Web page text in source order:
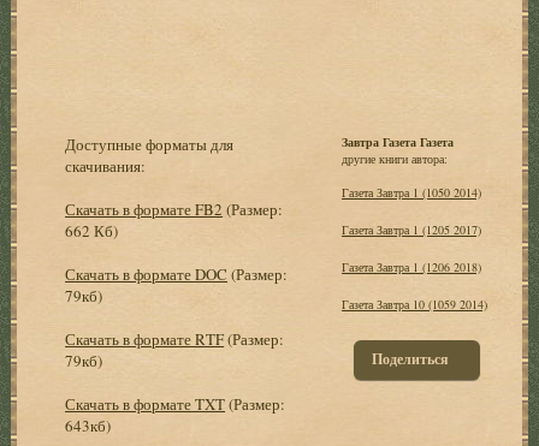
Доступные форматы для
скачивания:
Скачать в формате FB2 (Размер:
662 Кб)
Скачать в формате DOC (Размер:
79кб)
Скачать в формате RTF(Размер:
79кб)
Скачать в формате TXT(Размер:
643кб)
Завтра Газета Газета
другие книги автора:
Газета Завтра 1 (1050 2014)
Газета Завтра 1 (1205 2017)
Газета Завтра 1 (1206 2018)
Газета Завтра 10 (1059 2014)
Поделиться